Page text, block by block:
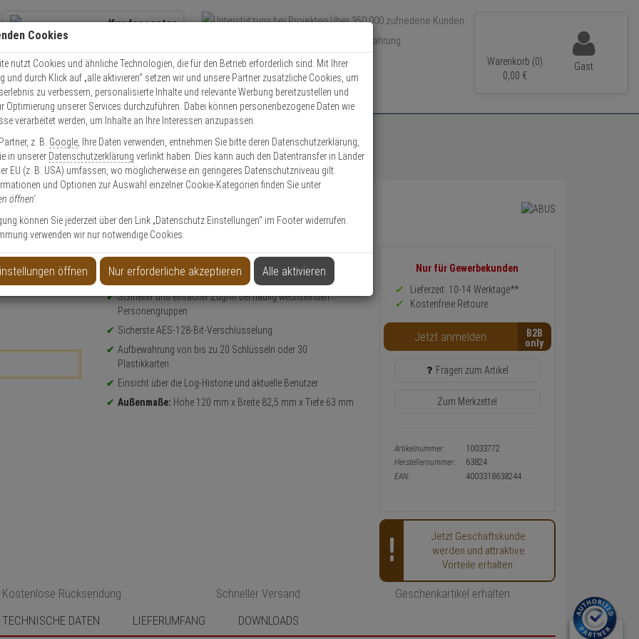
Kundencenter
Kontaktservice nutzen
Mo. - Do.: 8:00 - 16:30 Fr. 8:00 - 14:00 Uhr
Über 350.000 zufriedene Kunden
Über 15 Jahre Erfahrung
Schneller Versand
Warenkorb (0)
0, 00 €
Gast
ABUS 787 KeyGarage Schlüsselsafe SMART-BT
SMART-BT
Produktinformationen
Bluetooth Schlüsseltresor zur Wandmontage
Bedienung:per App, per Zahlencode
Schneller und einfacher Zugriff bei häufig wechselnden
Personengruppen
Sicherste AES-128-Bit-Verschlüsselung
Aufbewahrung von bis zu 20 Schlüsseln oder 30
Plastikkarten
Einsicht über die Log-Historie und aktuelle Benutzer
Außenmaße: Höhe 120 mm x Breite 82,5 mm x Tiefe 63 mm
Informationen
Preis,
Verfügbakeit
Warenkorb-
oder
Konfigurieren-
Nur für Gewerbekunden
Lieferzeit: 10-14 Werktage**
Kostenfreie Retoure
Jetzt anmelden B2B
Fragen zum Artikel
Zum Merkzettel
Artikelnummer:
10033772
Herstellernummer:
63824
EAN:
4003318638244
Jetzt Geschäftskunde
werden und attraktive
Vorteile erhalten.
Kostenlose Rücksendung Schneller Versand
Geschenkartikel erhalten
TECHNISCHE DATEN LIEFERUMFANG DOWNLOADS
Cookies
nutzt Cookies und ähnliche Technologien, die für den Betrieb erforderlich sind. Mit Ihrer
und durch Klick auf „alle aktivieren“ setzen wir und unsere Partner zusätzliche Cookies, um
zu verbessern, personalisierte Inhalte und relevante Werbung bereitzustellen und
Optimierung unserer Services durchzuführen. Dabei können personenbezogene Daten wie
verarbeitet werden, um Inhalte an Ihre Interessen anzupassen.
z. B. Google , Ihre Daten verwenden, entnehmen Sie bitte deren Datenschutzerklärung,
in unserer Datenschutzerklärung verlinkt haben. Dies kann auch den Datentransfer in Länder
EU (z. B. USA) umfassen, wo möglicherweise ein geringeres Datenschutzniveau gilt.
und Optionen zur Auswahl einzelner Cookie-Kategorien finden Sie unter
öffnen'.
können Sie jederzeit über den Link „Datenschutz Einstellungen“ im Footer widerrufen.
verwenden wir nur notwendige Cookies.
öffnen Nur erforderliche akzeptieren Alle aktivieren